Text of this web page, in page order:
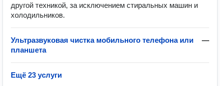
другой техникой, за исключением стиральных машин и
холодильников.
Ультразвуковая чистка мобильного телефона или
планшета
—
Ещё 23 услуги